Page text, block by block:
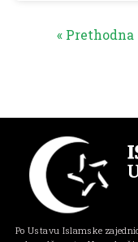
« Prethodna
Po Ustavu Islamske